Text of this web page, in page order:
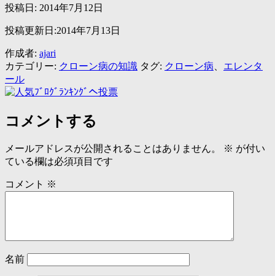
投稿日: 2014年7月12日
投稿更新日:2014年7月13日
作成者: ajari
カテゴリー: クローン病の知識 タグ: クローン病
エレンタ
ール
コメントする
メールアドレスが公開されることはありません。 ※ が付い
ている欄は必須項目です
コメント ※
名前